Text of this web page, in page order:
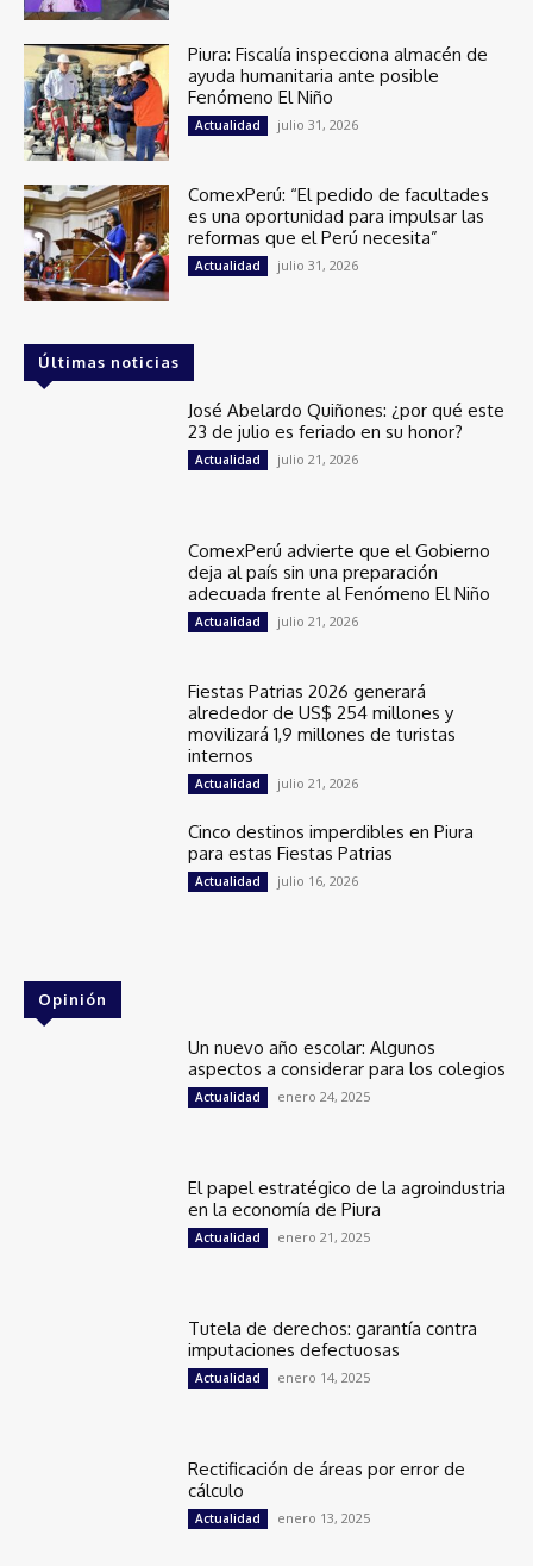
Piura: Fiscalía inspecciona almacén de
ayuda humanitaria ante posible
Fenómeno El Niño
Actualidad julio 31, 2026
ComexPerú: “El pedido de facultades
es una oportunidad para impulsar las
reformas que el Perú necesita”
Actualidad julio 31, 2026
Últimas noticias
José Abelardo Quiñones: ¿por qué este
23 de julio es feriado en su honor?
Actualidad julio 21, 2026
ComexPerú advierte que el Gobierno
deja al país sin una preparación
adecuada frente al Fenómeno El Niño
Actualidad julio 21, 2026
Fiestas Patrias 2026 generará
alrededor de US$ 254 millones y
movilizará 1,9 millones de turistas
internos
Actualidad julio 21, 2026
Cinco destinos imperdibles en Piura
para estas Fiestas Patrias
Actualidad julio 16, 2026
Opinión
Un nuevo año escolar: Algunos
aspectos a considerar para los colegios
Actualidad enero 24, 2025
El papel estratégico de la agroindustria
en la economía de Piura
Actualidad enero 21, 2025
Tutela de derechos: garantía contra
imputaciones defectuosas
Actualidad enero 14, 2025
Rectificación de áreas por error de
cálculo
Actualidad enero 13, 2025